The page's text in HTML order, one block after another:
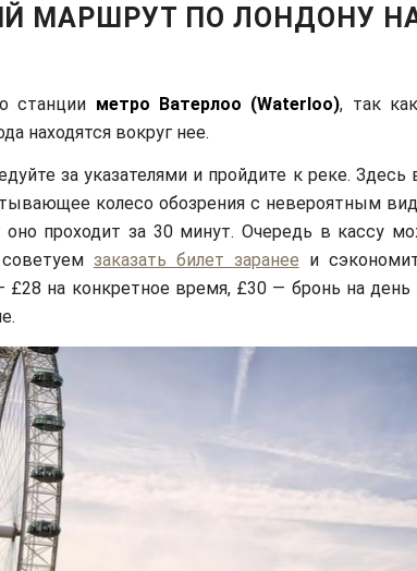
МАРШРУТ ПО ЛОНДОНУ
станции метро Ватерлоо (Waterloo), так
находятся вокруг нее.
за указателями и пройдите к реке.
колесо обозрения с невероятным
проходит за 30 минут. Очередь в кассу
заказать билет заранее и
£28 на конкретное время, £30 — бронь на день